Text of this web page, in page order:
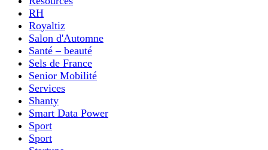
RH
Royaltiz
Salon d'Automne
Santé – beauté
Sels de France
Senior Mobilité
Services
Shanty
Smart Data Power
Sport
Sport